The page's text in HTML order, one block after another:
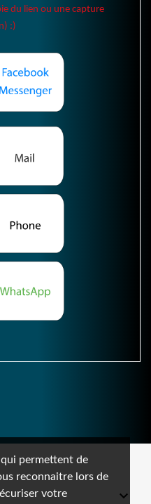
permettent de
reconnaitre lors de
votre
du lien ou une capture
:)
